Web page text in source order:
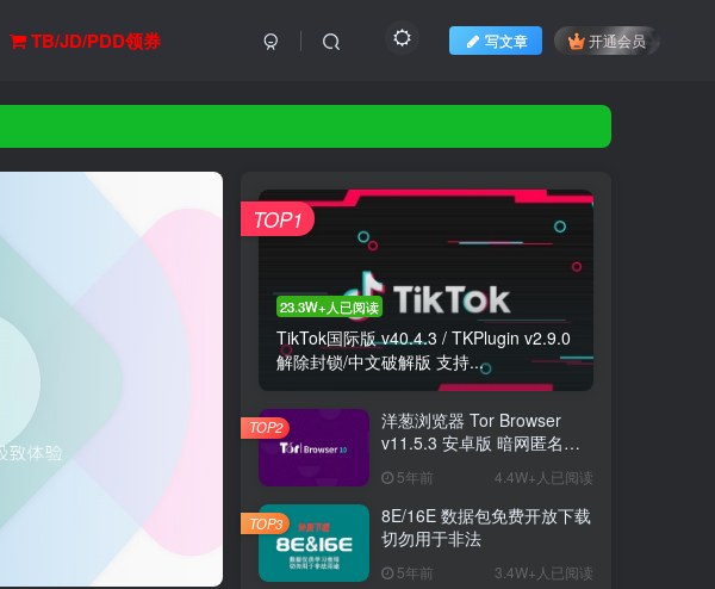
TB/JD/PDD领券 写文章 开通会员
23.3W+人已阅读
TikTok国际版 v40.4.3 / TKPlugin v2.9.0
解除封锁/中文破解版 支持...
TOP1
洋葱浏览器 Tor Browser
v11.5.3 安卓版 暗网匿名浏
5年前 4.4W+人已阅读
TOP2
8E/16E 数据包免费开放下载
切勿用于非法
5年前 3.4W+人已阅读
TOP3